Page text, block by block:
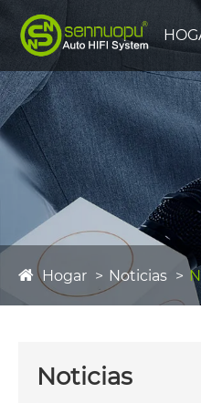
Hogar Noticias
Noticias